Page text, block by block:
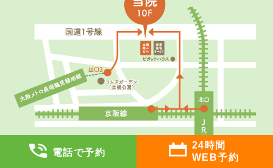
電話で予約
24時間
WEB予約